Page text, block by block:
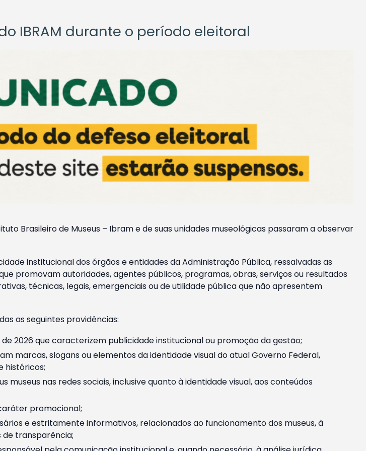
IBRAM durante o período eleitoral
Brasileiro de Museus – Ibram e de suas unidades museológicas passaram a observar
institucional dos órgãos e entidades da Administração Pública, ressalvadas as
promovam autoridades, agentes públicos, programas, obras, serviços ou resultados
técnicas, legais, emergenciais ou de utilidade pública que não apresentem
as seguintes providências:
2026 que caracterizem publicidade institucional ou promoção da gestão;
marcas, slogans ou elementos da identidade visual do atual Governo Federal,
históricos;
nas redes sociais, inclusive quanto à identidade visual, aos conteúdos
promocional;
e estritamente informativos, relacionados ao funcionamento dos museus, à
de transparência;